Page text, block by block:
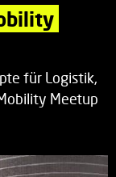
für Logistik,
Meetup